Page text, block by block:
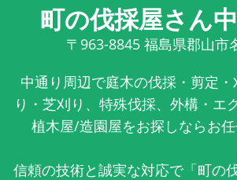
町の伐採屋さん
〒963-8845 福島県郡山市
中通り周辺で庭木の伐採・剪定
り・芝刈り、特殊伐採、外構・エ
植木屋/造園屋をお探しならお任
信頼の技術と誠実な対応で「町の